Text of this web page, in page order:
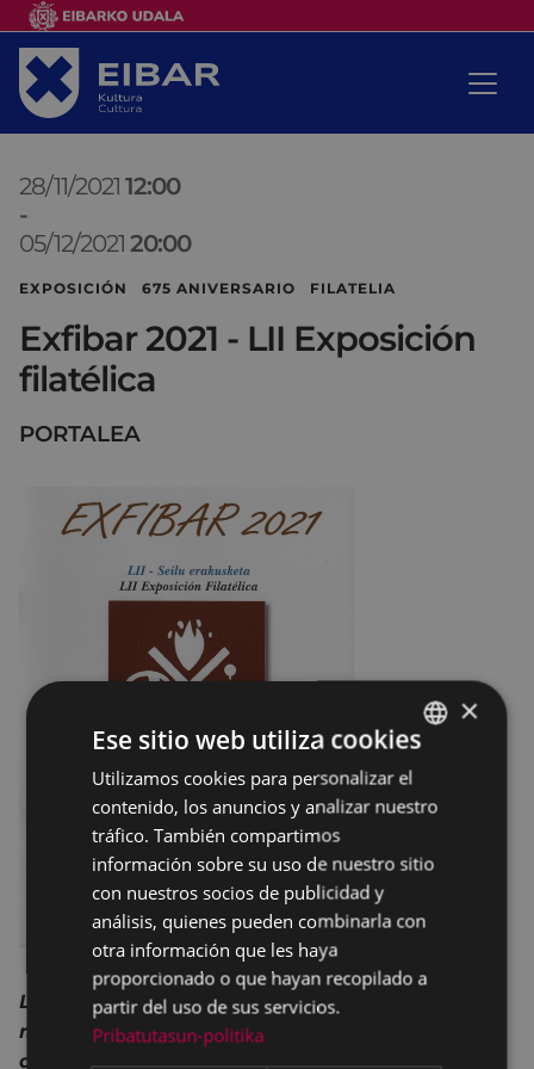
28/11/2021 12:00
-
05/12/2021 20:00
EXPOSICIÓN 675 ANIVERSARIO FILATELIA
Exfibar 2021 - LII Exposición
filatélica
PORTALEA
La Asociación Filatélica Arrate dedica el
matasello de esta edición de su exposición
anual al 650 aniversario de la fundación de
BASQUE
SPANISH
×
Ese sitio web utiliza cookies
Utilizamos cookies para personalizar el
contenido, los anuncios y analizar nuestro
tráfico. También compartimos
información sobre su uso de nuestro sitio
con nuestros socios de publicidad y
análisis, quienes pueden combinarla con
otra información que les haya
proporcionado o que hayan recopilado a
partir del uso de sus servicios.
Pribatutasun-politika